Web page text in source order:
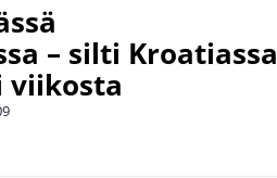
– silti Kroatiassa
viikosta